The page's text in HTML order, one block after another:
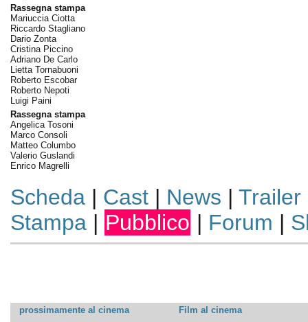
Rassegna stampa
Mariuccia Ciotta
Riccardo Stagliano
Dario Zonta
Cristina Piccino
Adriano De Carlo
Lietta Tornabuoni
Roberto Escobar
Roberto Nepoti
Luigi Paini
Rassegna stampa
Angelica Tosoni
Marco Consoli
Matteo Columbo
Valerio Guslandi
Enrico Magrelli
Scheda| Cast| News | Trailer
Stampa| Pubblico | Forum |
prossimamente al cinema
Film al cinema